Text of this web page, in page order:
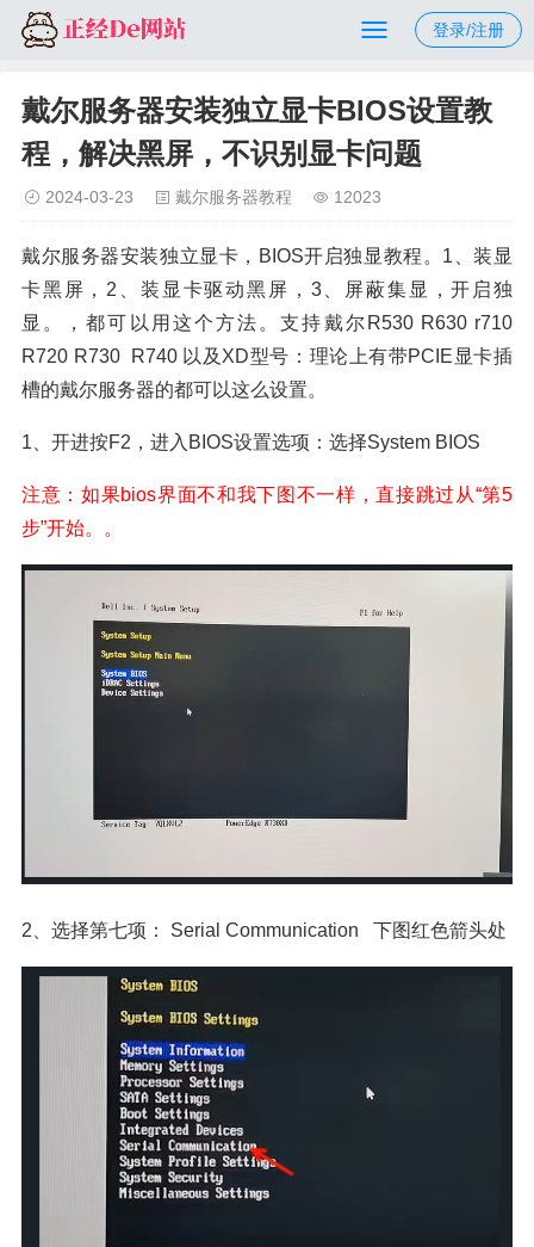
登录/注册
戴尔服务器安装独立显卡BIOS设置教
程，解决黑屏，不识别显卡问题
2024-03-23 戴尔服务器教程 12023
戴尔服务器安装独立显卡，BIOS开启独显教程。1、装显
卡黑屏 ，2、装显卡驱动黑屏，3、屏蔽集显，开启独
显。，都可以用这个方法。支持戴尔R530 R630 r710
R720 R730 R740 以及XD型号：理论上有带PCIE显卡插
槽的戴尔服务器的都可以这么设置。
1、开进按F2，进入BIOS设置选项：选择System BIOS
注意：如果bios界面不和我下图不一样，直接跳过从“第5
步”开始。。
2、选择第七项： Serial Communication 下图红色箭头处